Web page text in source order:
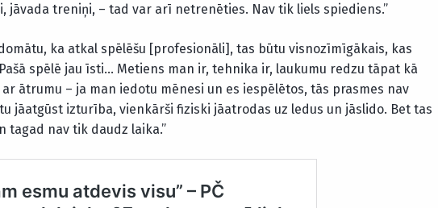
jāvada treniņi, – tad var arī netrenēties. Nav tik liels spiediens.”
ka atkal spēlēšu [profesionāli], tas būtu visnozīmīgākais, kas
spēlē jau īsti… Metiens man ir, tehnika ir, laukumu redzu tāpat kā
ātrumu – ja man iedotu mēnesi un es iespēlētos, tās prasmes nav
jāatgūst izturība, vienkārši fiziski jāatrodas uz ledus un jāslido. Bet tas
tagad nav tik daudz laika.”